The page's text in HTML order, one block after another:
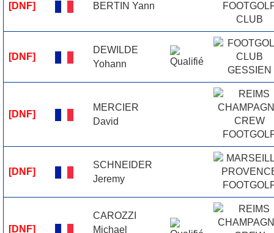
[DNF] BERTIN Yann
[DNF]
DEWILDE
Yohann
[DNF]
MERCIER
David
[DNF]
SCHNEIDER
Jeremy
[DNF]
CAROZZI
Michael